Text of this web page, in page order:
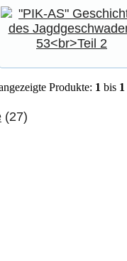
Produkte: 1 bis 1
(27)